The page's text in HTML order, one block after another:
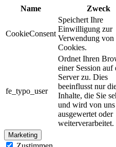
Name Zweck
CookieConsent
Speichert Ihre
Einwilligung zur
Verwendung von
Cookies.
fe_typo_user
Ordnet Ihren
einer Session auf
Server zu. Dies
beeinflusst nur
Inhalte, die Sie
und wird von
ausgewertet oder
weiterverarbeitet.
Marketing